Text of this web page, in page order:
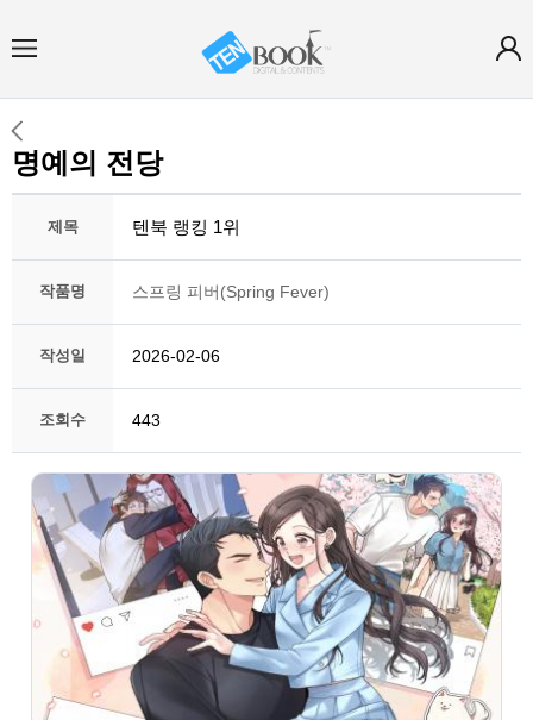
명예의 전당
제목 텐북 랭킹 1위
작품명 스프링 피버(Spring Fever)
작성일 2026-02-06
조회수 443